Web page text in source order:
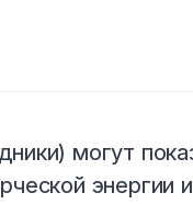
могут